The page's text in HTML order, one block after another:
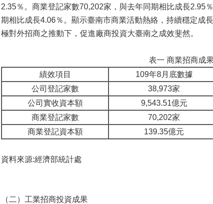
2.35％。商業登記家數70,202家，與去年同期相比成長2.95
期相比成長4.06％。顯示臺南市商業活動熱絡，持續穩定成
極對外招商之推動下，促進廠商投資大臺南之成效斐然。
表一 商業招商成
績效項目
109年8月底數據
公司登記家數
38,973家
公司實收資本額
9,543.51億元
商業登記家數
70,202家
商業登記資本額
139.35億元
資料來源:經濟部統計處
（二）工業招商投資成果